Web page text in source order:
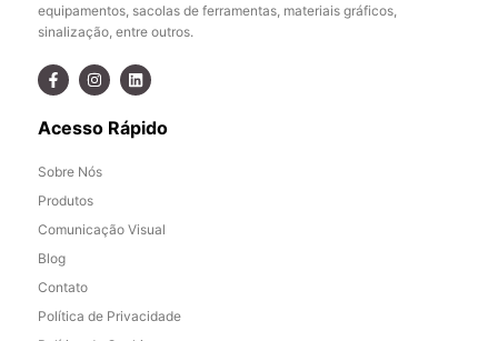
equipamentos, sacolas de ferramentas, materiais gráficos,
sinalização, entre outros.
Acesso Rápido
Sobre Nós
Produtos
Comunicação Visual
Blog
Contato
Política de Privacidade